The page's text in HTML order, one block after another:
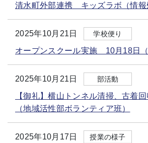
清水町外部連携 キッズラボ（情報
2025年10月21日 学校便り
オープンスクール実施 10月18日（
2025年10月21日 部活動
【御礼】横山トンネル清掃、古着
（地域活性部ボランティア班）
2025年10月17日 授業の様子